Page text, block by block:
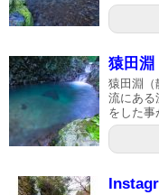
猿田淵
猿田淵（
流にある
をした事